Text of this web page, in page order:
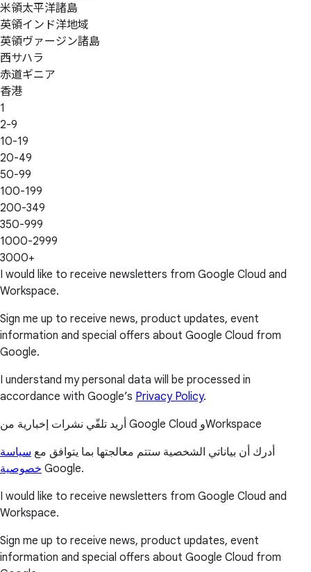
米領太平洋諸島
英領インド洋地域
英領ヴァージン諸島
西サハラ
赤道ギニア
香港
1
2-9
10-19
20-49
50-99
100-199
200-349
350-999
1000-2999
3000+
I would like to receive newsletters from Google Cloud and
Workspace.
Sign me up to receive news, product updates, event
information and special offers about Google Cloud from
Google.
I understand my personal data will be processed in
accordance with Google’s Privacy Policy.
أريد تلقّي نشرات إخبارية من Google Cloud وWorkspace
أدرك أن بياناتي الشخصية ستتم معالجتها بما يتوافق مع سياسة
خصوصية Google.
I would like to receive newsletters from Google Cloud and
Workspace.
Sign me up to receive news, product updates, event
information and special offers about Google Cloud from